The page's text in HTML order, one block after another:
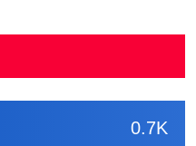
0.7K